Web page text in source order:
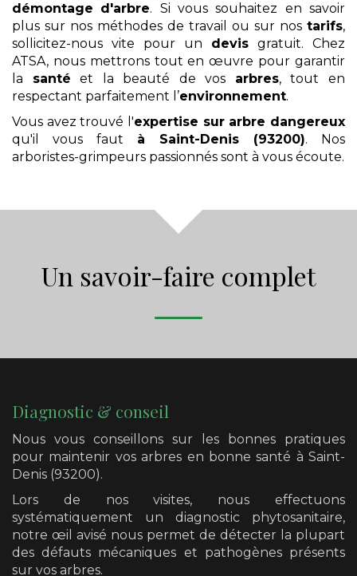
démontage d'arbre. Si vous souhaitez en savoir
plus sur nos méthodes de travail ou sur nos tarifs,
sollicitez-nous vite pour un devis gratuit. Chez
ATSA, nous mettrons tout en œuvre pour garantir
la santé et la beauté de vos arbres, tout en
respectant parfaitement l’environnement.
Vous avez trouvé l'expertise sur arbre dangereux
qu'il vous faut à Saint-Denis (93200). Nos
arboristes-grimpeurs passionnés sont à vous écoute.
Un savoir-faire complet
Diagnostic & conseil
Nous vous conseillons sur les bonnes pratiques
pour maintenir vos arbres en bonne santé à Saint-
Denis (93200).
Lors de nos visites, nous effectuons
systématiquement un diagnostic phytosanitaire,
notre œil avisé nous permet de détecter la plupart
des défauts mécaniques et pathogènes présents
sur vos arbres.